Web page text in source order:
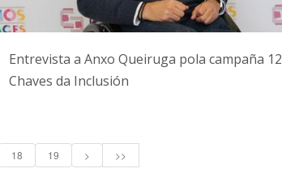
Entrevista a Anxo Queiruga pola campaña 12
Chaves da Inclusión
18 19 > >>